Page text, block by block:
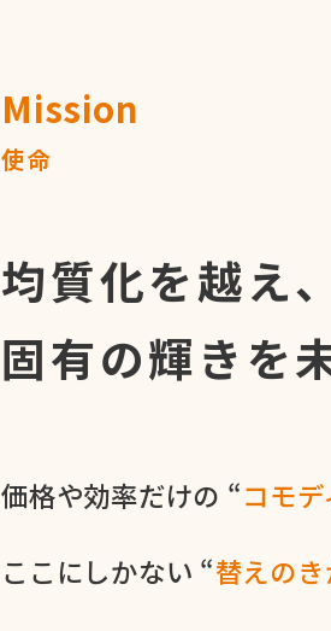
Mission
使命
均質化を越え、
固有の輝きを
価格や​効率だけの​ “コモ
ここに​しかない​ “替えの​